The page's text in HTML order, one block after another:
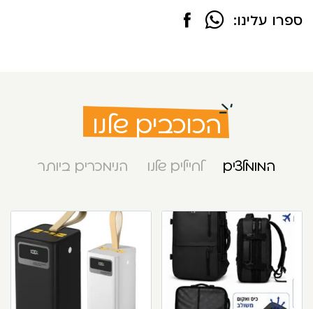
ספרו עלינו:
הכוכבים שלנו
המומלצים לחיילים שלנו הנימכרים ביותר